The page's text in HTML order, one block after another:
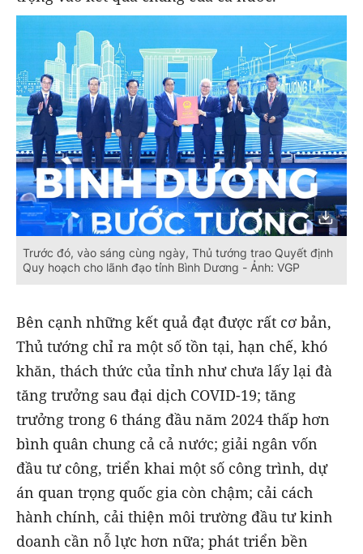
Trước đó, vào sáng cùng ngày, Thủ tướng trao Quyết định
Quy hoạch cho lãnh đạo tỉnh Bình Dương - Ảnh: VGP
Bên cạnh những kết quả đạt được rất cơ bản,
Thủ tướng chỉ ra một số tồn tại, hạn chế, khó
khăn, thách thức của tỉnh như chưa lấy lại đà
tăng trưởng sau đại dịch COVID-19; tăng
trưởng trong 6 tháng đầu năm 2024 thấp hơn
bình quân chung cả cả nước; giải ngân vốn
đầu tư công, triển khai một số công trình, dự
án quan trọng quốc gia còn chậm; cải cách
hành chính, cải thiện môi trường đầu tư kinh
doanh cần nỗ lực hơn nữa; phát triển bền